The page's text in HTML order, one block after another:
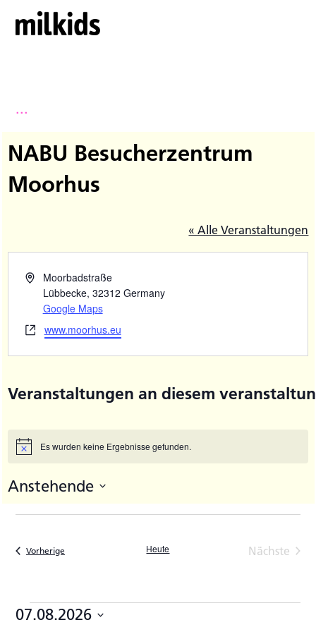
...
NABU Besucherzentrum
Moorhus
« Alle Veranstaltungen
Moorbadstraße
Lübbecke, 32312 Germany
Google Maps
Webseitewww.moorhus.eu
Veranstaltungen an diesem
HinweisEs wurden keine Ergebnisse gefunden.
Anstehende
wählen.
Vorherige Heute
Nächste
Veranstaltungen
07.08.2026